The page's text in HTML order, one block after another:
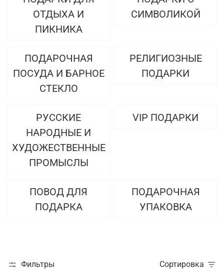
ОТДЫХА И
ПИКНИКА
СИМВОЛИКОЙ
ПОДАРОЧНАЯ
ПОСУДА И БАРНОЕ
СТЕКЛО
РЕЛИГИОЗНЫЕ
ПОДАРКИ
РУССКИЕ
НАРОДНЫЕ И
ХУДОЖЕСТВЕННЫЕ
ПРОМЫСЛЫ
VIP ПОДАРКИ
ПОВОД ДЛЯ
ПОДАРКА
ПОДАРОЧНАЯ
УПАКОВКА
Фильтры Сортировка